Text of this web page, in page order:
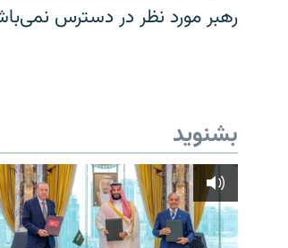
رهبر مورد نظر در دسترس
بشنوید